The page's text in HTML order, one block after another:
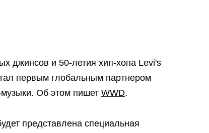
джинсов и 50-летия хип-хопа Levi's
первым глобальным партнером
Об этом пишет WWD.
представлена специальная